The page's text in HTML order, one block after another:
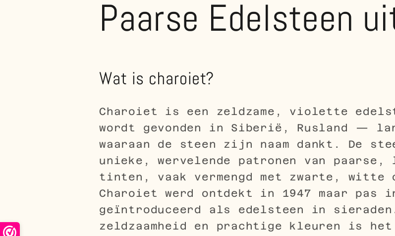
Paarse Edelsteen
Wat is charoiet?
Charoiet is een zeldzame, violette
wordt gevonden in Siberië, Rusland —
waaraan de steen zijn naam dankt. De
unieke, wervelende patronen van
tinten, vaak vermengd met zwarte,
Charoiet werd ontdekt in 1947 maar pas
geïntroduceerd als edelsteen in
zeldzaamheid en prachtige kleuren is